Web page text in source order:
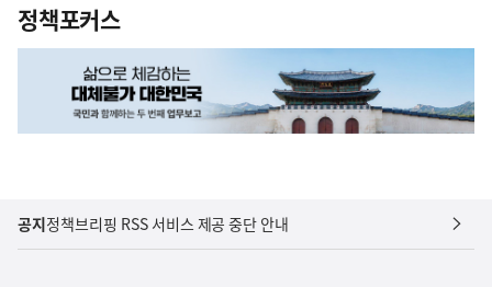
정책포커스
공지정책브리핑 RSS 서비스 제공 중단 안내